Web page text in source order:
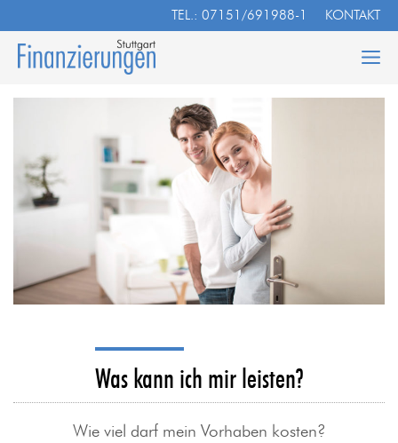
Inhalt
springen
TEL.: 07151/691988-1 KONTAKT
Was kann ich mir leisten?
Wie viel darf mein Vorhaben kosten?